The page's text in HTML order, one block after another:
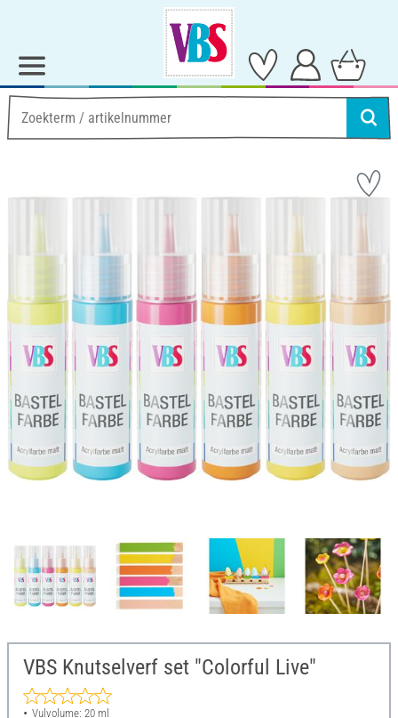
VBS Knutselverf set "Colorful Live"
Vulvolume: 20 ml